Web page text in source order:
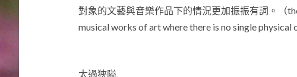
對象的文藝與音樂作品下的情況更加振振有詞。（
musical works of art where there is no single physical
太過狹隘